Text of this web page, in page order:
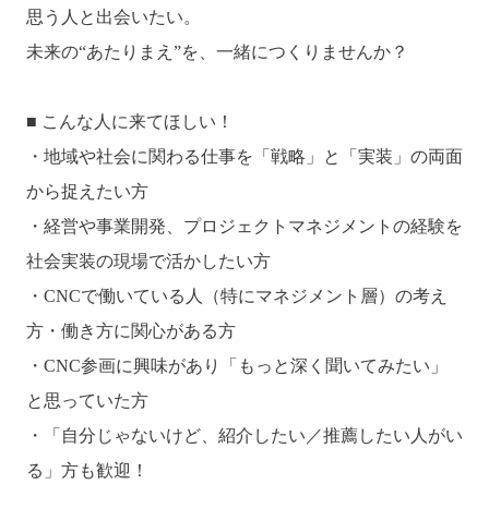
思う人と出会いたい。
未来の“あたりまえ”を、一緒につくりませんか？
■ こんな人に来てほしい！
・地域や社会に関わる仕事を「戦略」と「実装」の両面
から捉えたい方
・経営や事業開発、プロジェクトマネジメントの経験を
社会実装の現場で活かしたい方
・CNCで働いている人（特にマネジメント層）の考え
方・働き方に関心がある方
・CNC参画に興味があり「もっと深く聞いてみたい」
と思っていた方
・「自分じゃないけど、紹介したい／推薦したい人がい
る」方も歓迎！